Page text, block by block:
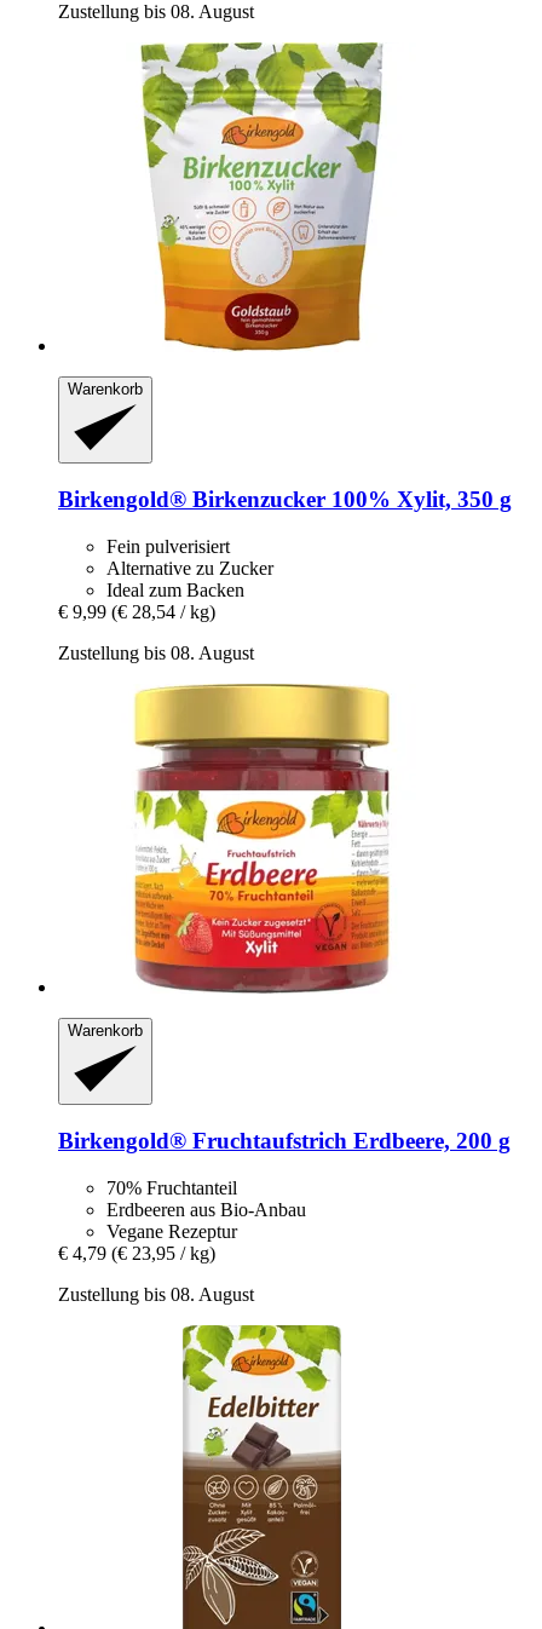
Zustellung bis 08. August
Warenkorb
Birkengold® Birkenzucker 100% Xylit, 350 g
Fein pulverisiert
Alternative zu Zucker
Ideal zum Backen
€ 9,99 (€ 28,54 / kg)
Zustellung bis 08. August
Warenkorb
Birkengold® Fruchtaufstrich Erdbeere, 200 g
70% Fruchtanteil
Erdbeeren aus Bio-Anbau
Vegane Rezeptur
€ 4,79 (€ 23,95 / kg)
Zustellung bis 08. August